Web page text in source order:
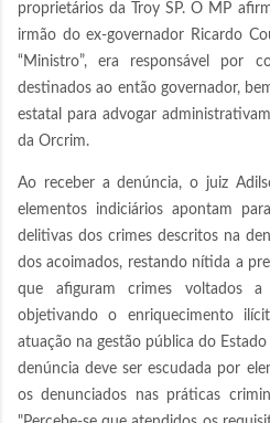
proprietários da Troy SP. O MP
irmão do ex-governador Ricardo
“Ministro”, era responsável por
destinados ao então governador,
estatal para advogar
da Orcrim.
Ao receber a denúncia, o juiz
elementos indiciários apontam
delitivas dos crimes descritos na
dos acoimados, restando nítida a
que afiguram crimes voltados
objetivando o enriquecimento
atuação na gestão pública do
denúncia deve ser escudada por
os denunciados nas práticas